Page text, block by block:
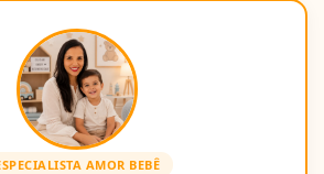
AMOR BEBÊ